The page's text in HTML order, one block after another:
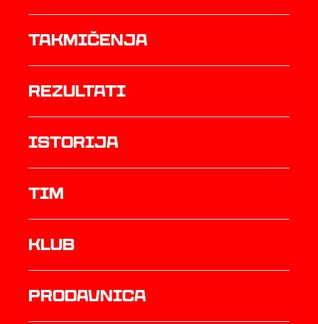
Takmičenja
rezultati
istorija
TIM
Klub
prodavnica